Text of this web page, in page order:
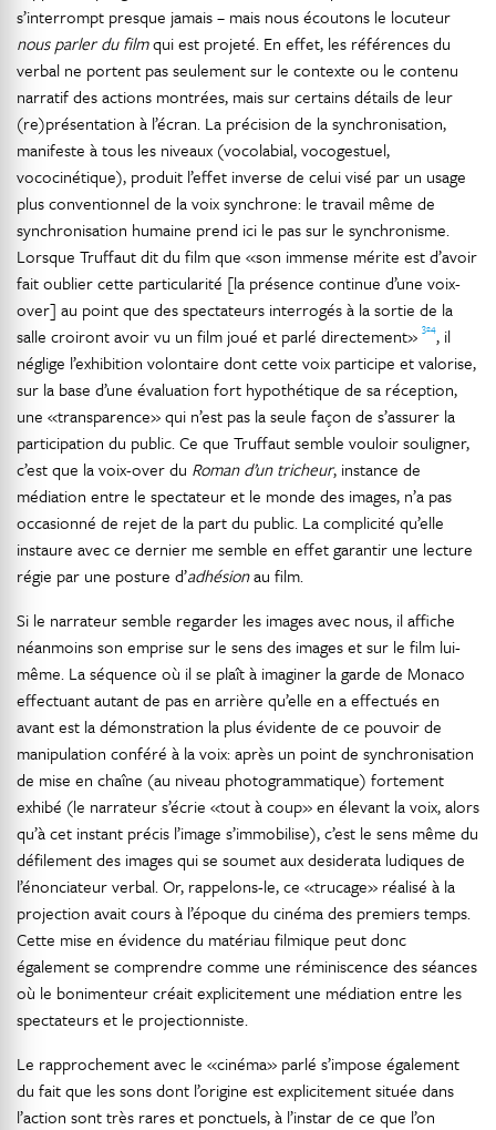
s’interrompt presque jamais – mais nous écoutons le locuteur
nous parler du filmqui est projeté. En effet, les références du
verbal ne portent pas seulement sur le contexte ou le contenu
narratif des actions montrées, mais sur certains détails de leur
(re)présentation à l’écran. La précision de la synchronisation,
manifeste à tous les niveaux (vocolabial, vocogestuel,
vococinétique), produit l’effet inverse de celui visé par un usage
plus conventionnel de la voix synchrone: le travail même de
synchronisation humaine prend ici le pas sur le synchronisme.
Lorsque Truffaut dit du film que «son immense mérite est d’avoir
fait oublier cette particularité [la présence continue d’une voix-
over] au point que des spectateurs interrogés à la sortie de la
salle croiront avoir vu un film joué et parlé directement» 324, il
néglige l’exhibition volontaire dont cette voix participe et valorise,
sur la base d’une évaluation fort hypothétique de sa réception,
une «transparence» qui n’est pas la seule façon de s’assurer la
participation du public. Ce que Truffaut semble vouloir souligner,
c’est que la voix-over du Roman d’un tricheur, instance de
médiation entre le spectateur et le monde des images, n’a pas
occasionné de rejet de la part du public. La complicité qu’elle
instaure avec ce dernier me semble en effet garantir une lecture
régie par une posture d’adhésionau film.
Si le narrateur semble regarder les images avec nous, il affiche
néanmoins son emprise sur le sens des images et sur le film lui-
même. La séquence où il se plaît à imaginer la garde de Monaco
effectuant autant de pas en arrière qu’elle en a effectués en
avant est la démonstration la plus évidente de ce pouvoir de
manipulation conféré à la voix: après un point de synchronisation
de mise en chaîne (au niveau photogrammatique) fortement
exhibé (le narrateur s’écrie «tout à coup» en élevant la voix, alors
qu’à cet instant précis l’image s’immobilise), c’est le sens même du
défilement des images qui se soumet aux desiderata ludiques de
l’énonciateur verbal. Or, rappelons-le, ce «trucage» réalisé à la
projection avait cours à l’époque du cinéma des premiers temps.
Cette mise en évidence du matériau filmique peut donc
également se comprendre comme une réminiscence des séances
où le bonimenteur créait explicitement une médiation entre les
spectateurs et le projectionniste.
Le rapprochement avec le «cinéma» parlé s’impose également
du fait que les sons dont l’origine est explicitement située dans
l’action sont très rares et ponctuels, à l’instar de ce que l’on